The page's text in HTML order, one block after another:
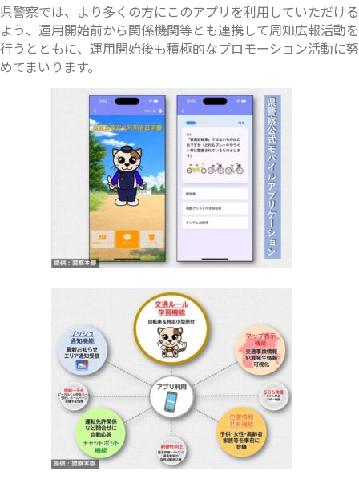
県警察では、より多くの方にこのアプリを利用していただける
よう、運用開始前から関係機関等とも連携して周知広報活動を
行うとともに、運用開始後も積極的なプロモーション活動に努
めてまいります。